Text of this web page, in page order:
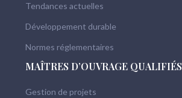
Tendances actuelles
Développement durable
Normes réglementaires
MAÎTRES D’OUVRAGE QUALIFIÉS
Gestion de projets